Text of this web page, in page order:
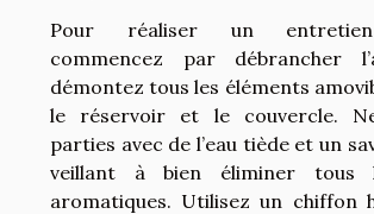
Pour réaliser un
commencez par débrancher
démontez tous les éléments
le réservoir et le couvercle.
parties avec de l’eau tiède et un
veillant à bien éliminer tous
aromatiques. Utilisez un chiffon